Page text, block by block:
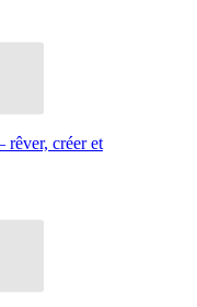
rêver, créer et